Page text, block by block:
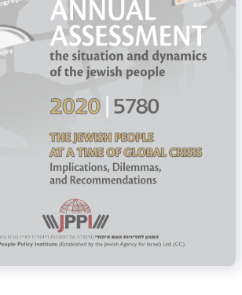
China Relations